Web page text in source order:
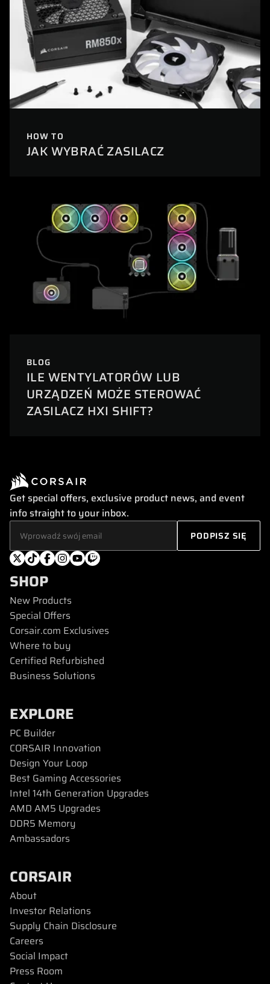
HOW TO
JAK WYBRAĆ ZASILACZ
BLOG
ILE WENTYLATORÓW LUB
URZĄDZEŃ MOŻE STEROWAĆ
ZASILACZ HXI SHIFT?
Get special offers, exclusive product news, and event
info straight to your inbox.
SHOP
New Products
Special Offers
Corsair.com Exclusives
Where to buy
Certified Refurbished
Business Solutions
EXPLORE
PC Builder
CORSAIR Innovation
Design Your Loop
Best Gaming Accessories
Intel 14th Generation Upgrades
AMD AM5 Upgrades
DDR5 Memory
Ambassadors
CORSAIR
About
Investor Relations
Supply Chain Disclosure
Careers
Social Impact
Press Room